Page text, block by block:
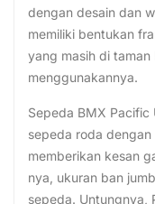
dengan desain dan
memiliki bentukan
yang masih di
menggunakannya.
Sepeda BMX Pacific
sepeda roda
memberikan kesan
nya, ukuran ban
sepeda. Untungnya,